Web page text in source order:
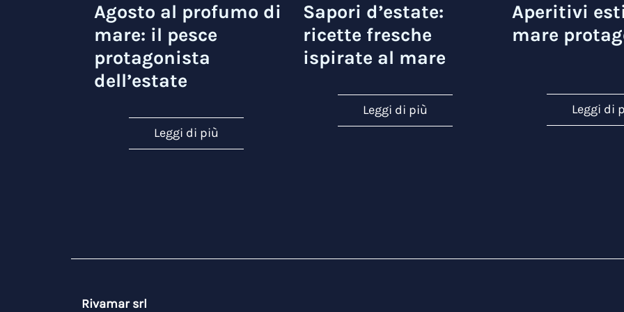
Agosto al profumo di
mare: il pesce
protagonista
dell’estate
Leggi di più
Sapori d’estate:
ricette fresche
ispirate al mare
Leggi di più
Aperitivi
mare
Leggi di
Rivamar srl